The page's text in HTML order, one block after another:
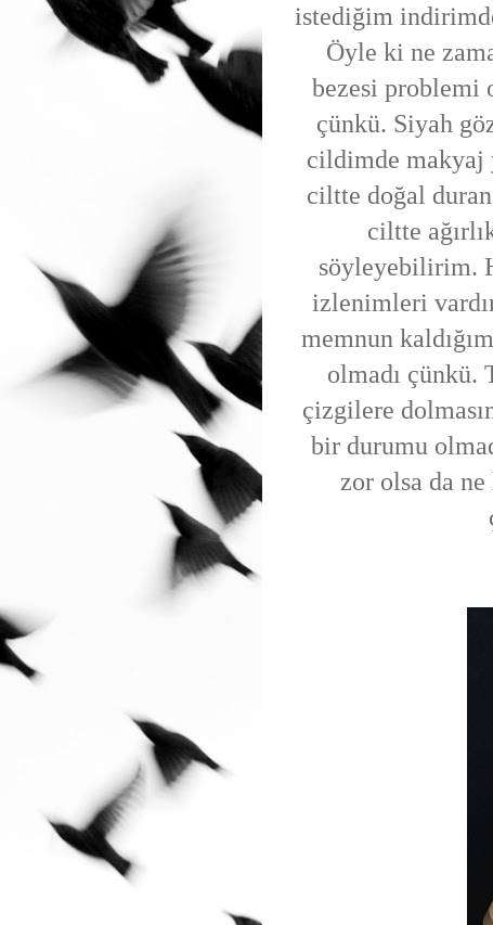
istediğim
Öyle ki ne
bezesi problemi
çünkü. Siyah
cildimde makyaj
ciltte doğal
ciltte
söyleyebilirim.
izlenimleri
memnun
olmadı çünkü.
çizgilere
bir durumu
zor olsa da